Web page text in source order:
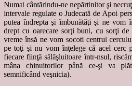
Numai cântărindu-ne nepărtinitor şi
intervale regulate o Judecată de Apoi
putea îndrepta şi îmbunătăţi şi ne vom
drept cu oarecare sorţi buni, cu sorţi
vreme însă ne vom socoti centrul
pe toţi şi nu vom înţelege că acel cerc
fiecare fiinţă sălăşluitoare într-nsul,
mâna chinuitorilor până ce-şi va
semnificând veşnicia).